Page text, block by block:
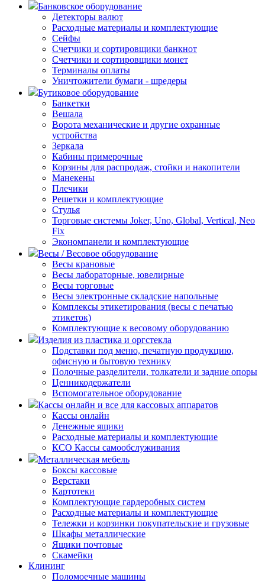
Банковское оборудование
Детекторы валют
Расходные материалы и комплектующие
Сейфы
Счетчики и сортировщики банкнот
Счетчики и сортировщики монет
Терминалы оплаты
Уничтожители бумаги - шредеры
Бутиковое оборудование
Банкетки
Вешала
Ворота механические и другие охранные
устройства
Зеркала
Кабины примерочные
Корзины для распродаж, стойки и накопители
Манекены
Плечики
Решетки и комплектующие
Стулья
Торговые системы Joker, Uno, Global, Vertical, Neo
Fix
Экономпанели и комплектующие
Весы / Весовое оборудование
Весы крановые
Весы лабораторные, ювелирные
Весы торговые
Весы электронные складские напольные
Комплексы этикетирования (весы с печатью
этикеток)
Комплектующие к весовому оборудованию
Изделия из пластика и оргстекла
Подставки под меню, печатную продукцию,
офисную и бытовую технику
Полочные разделители, толкатели и задние опоры
Ценникодержатели
Вспомогательное оборудование
Кассы онлайн и все для кассовых аппаратов
Кассы онлайн
Денежные ящики
Расходные материалы и комплектующие
КСО Кассы самообслуживания
Металлическая мебель
Боксы кассовые
Верстаки
Картотеки
Комплектующие гардеробных систем
Расходные материалы и комплектующие
Тележки и корзинки покупательские и грузовые
Шкафы металлические
Ящики почтовые
Скамейки
Клининг
Поломоечные машины